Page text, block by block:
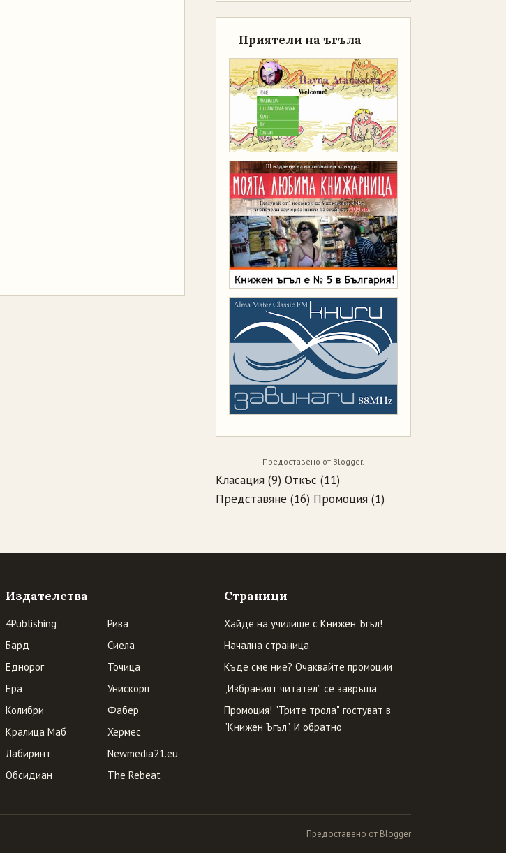
Приятели на ъгъла
Предоставено от Blogger.
Класация (9) Откъс (11)
Представяне (16) Промоция (1)
Издателства
4Publishing
Бард
Еднорог
Ера
Колибри
Кралица Маб
Лабиринт
Обсидиан
Рива
Сиела
Точица
Унискорп
Фабер
Хермес
Newmedia21.eu
The Rebeat
Страници
Хайде на училище с Книжен Ъгъл!
Начална страница
Къде сме ние? Очаквайте промоции
„Избраният читател” се завръща
Промоция! "Трите трола" гостуват в
"Книжен Ъгъл". И обратно
Предоставено от Blogger